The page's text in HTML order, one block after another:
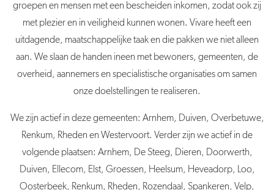
groepen en mensen met een bescheiden inkomen, zodat ook zij
met plezier en in veiligheid kunnen wonen. Vivare heeft een
uitdagende, maatschappelijke taak en die pakken we niet alleen
aan. We slaan de handen ineen met bewoners, gemeenten, de
overheid, aannemers en specialistische organisaties om samen
onze doelstellingen te realiseren.
We zijn actief in deze gemeenten: Arnhem, Duiven, Overbetuwe,
Renkum, Rheden en Westervoort. Verder zijn we actief in de
volgende plaatsen: Arnhem, De Steeg, Dieren, Doorwerth,
Duiven, Ellecom, Elst, Groessen, Heelsum, Heveadorp, Loo,
Oosterbeek, Renkum, Rheden, Rozendaal, Spankeren, Velp,